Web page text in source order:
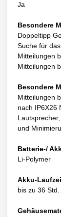
Ja
Besondere
Doppeltipp
Suche für
Mitteilungen
Mitteilungen
Besondere
Mitteilungen
nach IP6X26
und
Batterie-/
Li-Polymer
Akku-
bis zu 36 Std.